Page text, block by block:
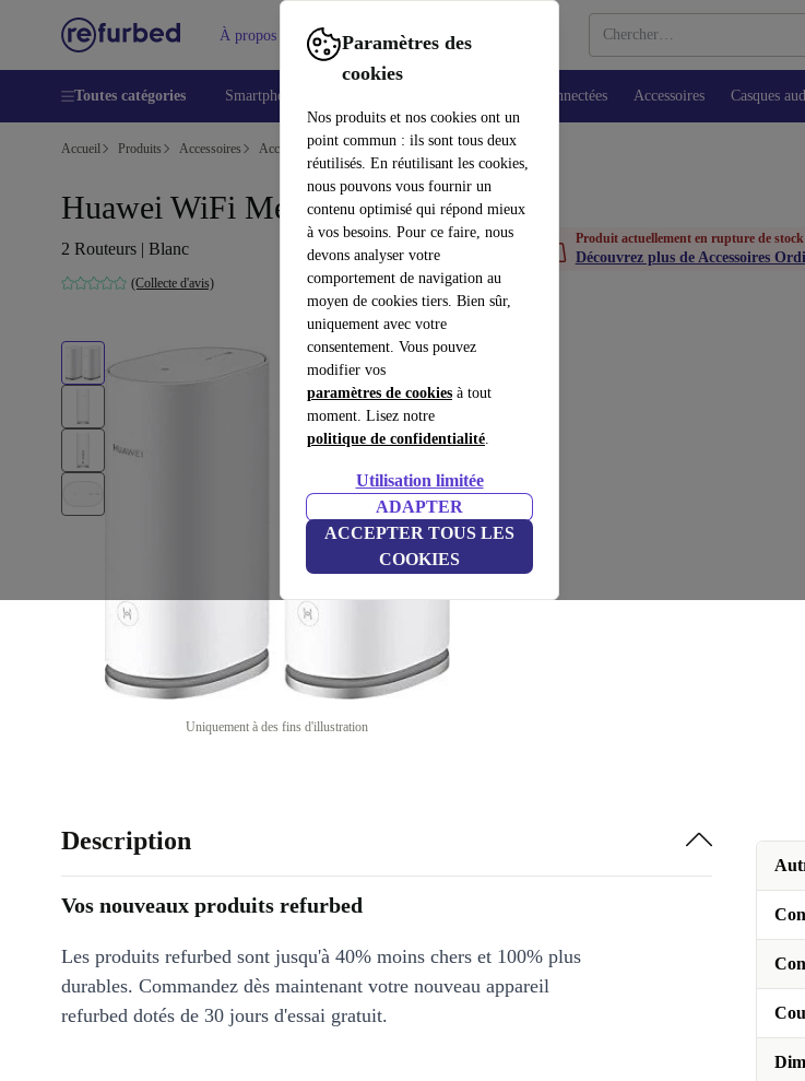
Paramètres des
cookies
Nos produits et nos cookies ont un
point commun : ils sont tous deux
réutilisés. En réutilisant les cookies,
nous pouvons vous fournir un
contenu optimisé qui répond mieux
à vos besoins. Pour ce faire, nous
devons analyser votre
comportement de navigation au
moyen de cookies tiers. Bien sûr,
uniquement avec votre
consentement. Vous pouvez
modifier vos
paramètres de cookies à tout
moment. Lisez notre
politique de confidentialité.
Utilisation limitée
ADAPTER
ACCEPTER TOUS LES
COOKIES
À propos Aide
Toutes catégories Smartphones Montres connectées Accessoires Casques
Accueil Produits Accessoires Accessoires Ordinateur
Huawei WiFi Mesh 3
2 Routeurs | Blanc
(Collecte d'avis)
Uniquement à des fins d'illustration
Produit actuellement en rupture de stock
Découvrez plus de Accessoires
Description
Vos nouveaux produits refurbed
Les produits refurbed sont jusqu'à 40% moins chers et 100% plus
durables. Commandez dès maintenant votre nouveau appareil
refurbed dotés de 30 jours d'essai gratuit.